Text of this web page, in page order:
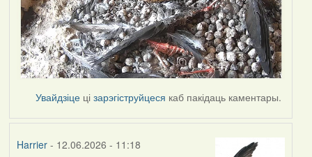
Увайдзіце цізарэгіструйцеся каб пакідаць каментары.
Harrier- 12.06.2026 - 11:18